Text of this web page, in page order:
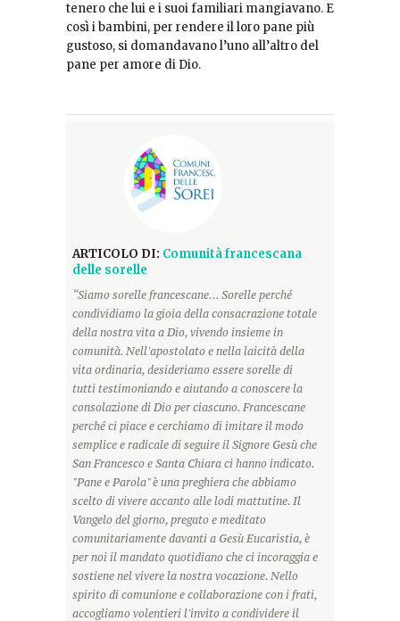
tenero che lui e i suoi familiari mangiavano. E
così i bambini, per rendere il loro pane più
gustoso, si domandavano l’uno all’altro del
pane per amore di Dio.
ARTICOLO DI: Comunità francescana
delle sorelle
“Siamo sorelle francescane... Sorelle perché
condividiamo la gioia della consacrazione totale
della nostra vita a Dio, vivendo insieme in
comunità. Nell'apostolato e nella laicità della
vita ordinaria, desideriamo essere sorelle di
tutti testimoniando e aiutando a conoscere la
consolazione di Dio per ciascuno. Francescane
perché ci piace e cerchiamo di imitare il modo
semplice e radicale di seguire il Signore Gesù che
San Francesco e Santa Chiara ci hanno indicato.
"Pane e Parola" è una preghiera che abbiamo
scelto di vivere accanto alle lodi mattutine. Il
Vangelo del giorno, pregato e meditato
comunitariamente davanti a Gesù Eucaristia, è
per noi il mandato quotidiano che ci incoraggia e
sostiene nel vivere la nostra vocazione. Nello
spirito di comunione e collaborazione con i frati,
accogliamo volentieri l'invito a condividere il